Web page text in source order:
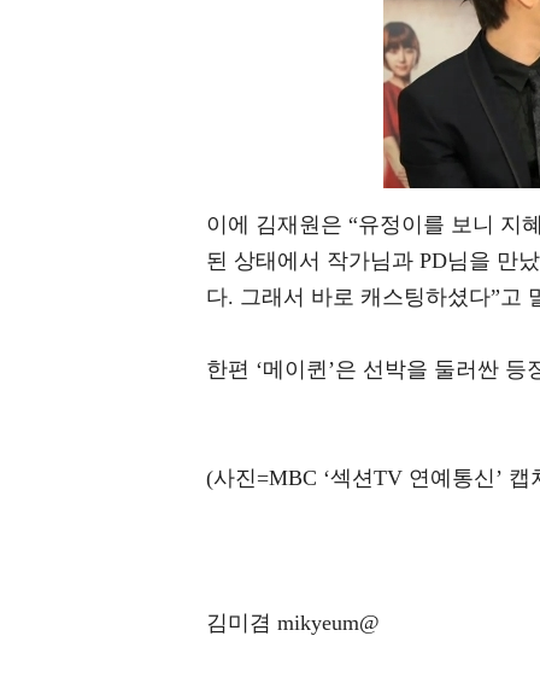
이에 김재원은 “유정이를 보니 지
된 상태에서 작가님과 PD님을 만
다. 그래서 바로 캐스팅하셨다”고
한편 ‘메이퀸’은 선박을 둘러싼
(사진=MBC ‘섹션TV 연예통신’ 캡
김미겸 mikyeum@